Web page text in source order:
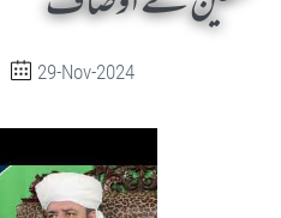
29-Nov-2024